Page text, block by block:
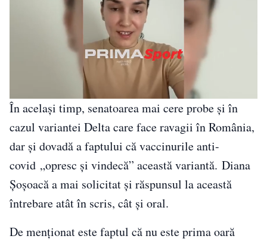
În același timp, senatoarea mai cere probe și în
cazul variantei Delta care face ravagii în România,
dar și dovadă a faptului că vaccinurile anti-
covid „opresc și vindecă” această variantă. Diana
Șoșoacă a mai solicitat și răspunsul la această
întrebare atât în scris, cât și oral.
De menționat este faptul că nu este prima oară